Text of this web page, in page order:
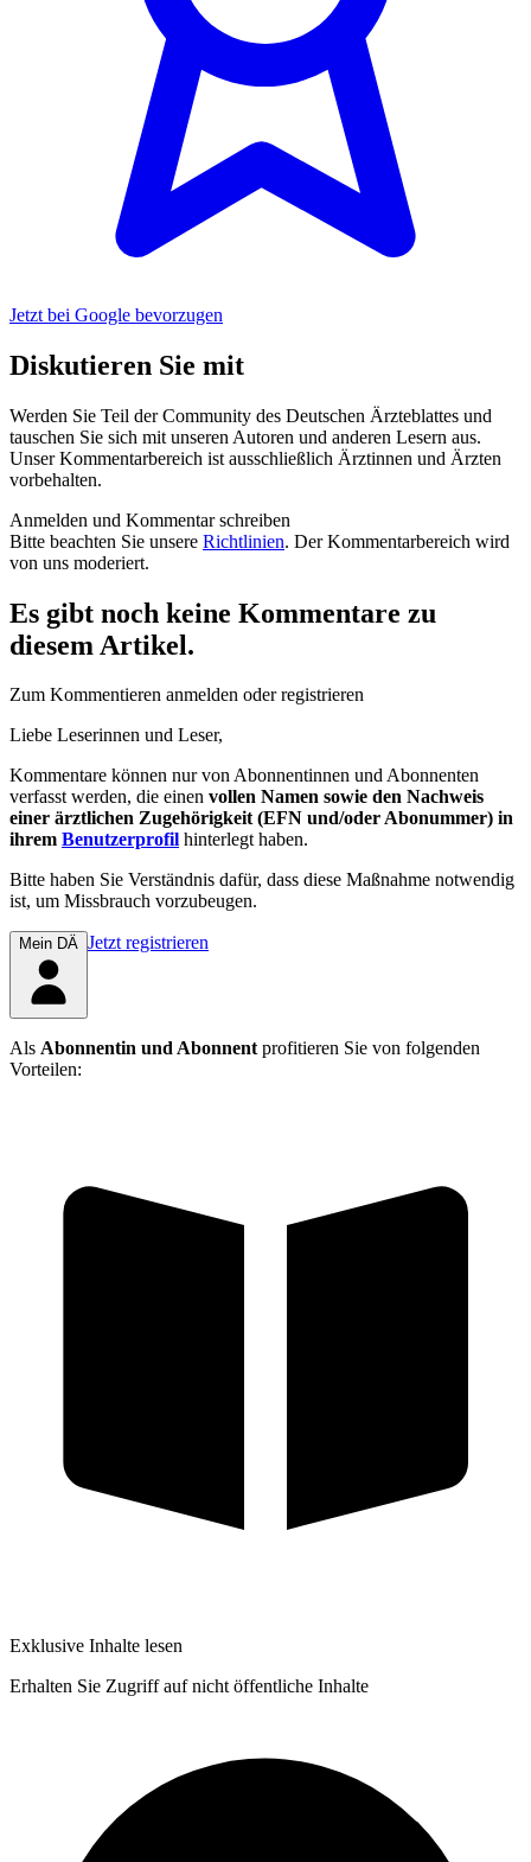
Jetzt bei Google bevorzugen
Diskutieren Sie mit
Werden Sie Teil der Community des Deutschen Ärzteblattes und
tauschen Sie sich mit unseren Autoren und anderen Lesern aus.
Unser Kommentarbereich ist ausschließlich Ärztinnen und Ärzten
vorbehalten.
Anmelden und Kommentar schreiben
Bitte beachten Sie unsere Richtlinien. Der Kommentarbereich wird
von uns moderiert.
Es gibt noch keine Kommentare zu
diesem Artikel.
Zum Kommentieren anmelden oder registrieren
Liebe Leserinnen und Leser,
Kommentare können nur von Abonnentinnen und Abonnenten
verfasst werden, die einen vollen Namen sowie den Nachweis
einer ärztlichen Zugehörigkeit (EFN und/oder Abonummer) in
ihrem Benutzerprofil hinterlegt haben.
Bitte haben Sie Verständnis dafür, dass diese Maßnahme notwendig
ist, um Missbrauch vorzubeugen.
Mein DÄ Jetzt registrieren
Als Abonnentin und Abonnentprofitieren Sie von folgenden
Vorteilen:
Exklusive Inhalte lesen
Erhalten Sie Zugriff auf nicht öffentliche Inhalte